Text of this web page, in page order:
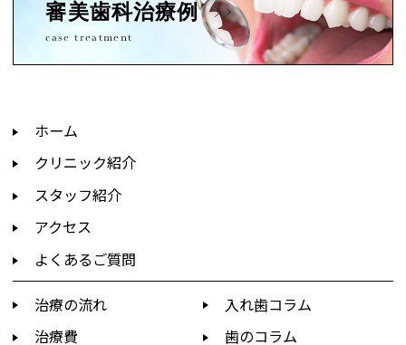
審美歯科治療例
case treatment
ホーム
クリニック紹介
スタッフ紹介
アクセス
よくあるご質問
治療の流れ
治療費
入れ歯コラム
歯のコラム